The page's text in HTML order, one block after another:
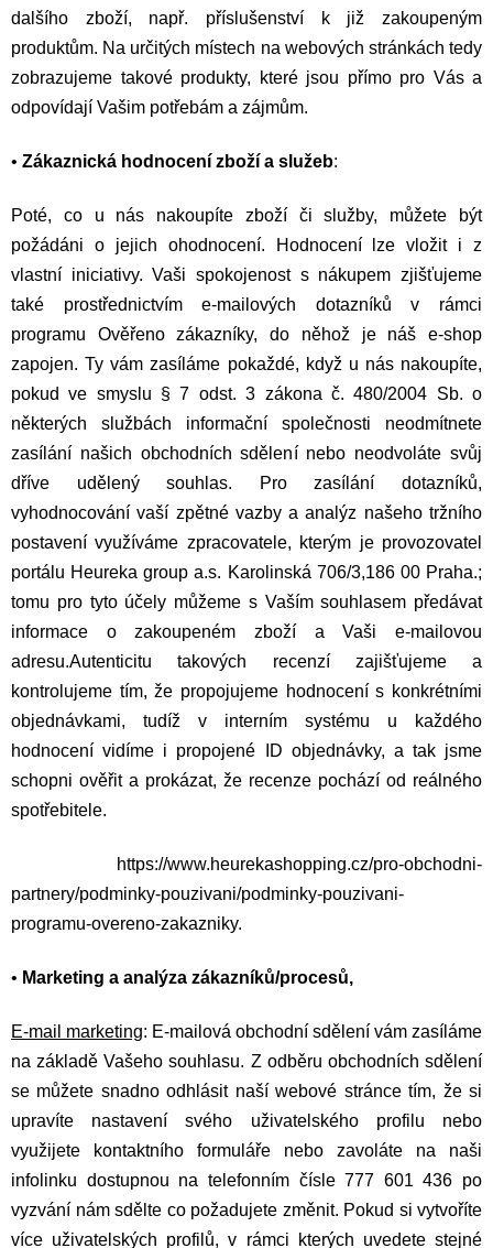
dalšího zboží, např. příslušenství k již zakoupeným
produktům. Na určitých místech na webových stránkách tedy
zobrazujeme takové produkty, které jsou přímo pro Vás a
odpovídají Vašim potřebám a zájmům.
• Zákaznická hodnocení zboží a služeb:
Poté, co u nás nakoupíte zboží či služby, můžete být
požádáni o jejich ohodnocení. Hodnocení lze vložit i z
vlastní iniciativy. Vaši spokojenost s nákupem zjišťujeme
také prostřednictvím e-mailových dotazníků v rámci
programu Ověřeno zákazníky, do něhož je náš e-shop
zapojen. Ty vám zasíláme pokaždé, když u nás nakoupíte,
pokud ve smyslu § 7 odst. 3 zákona č. 480/2004 Sb. o
některých službách informační společnosti neodmítnete
zasílání našich obchodních sdělení nebo neodvoláte svůj
dříve udělený souhlas. Pro zasílání dotazníků,
vyhodnocování vaší zpětné vazby a analýz našeho tržního
postavení využíváme zpracovatele, kterým je provozovatel
portálu Heureka group a.s. Karolinská 706/3,186 00 Praha.;
tomu pro tyto účely můžeme s Vaším souhlasem předávat
informace o zakoupeném zboží a Vaši e-mailovou
adresu.Autenticitu takových recenzí zajišťujeme a
kontrolujeme tím, že propojujeme hodnocení s konkrétními
objednávkami, tudíž v interním systému u každého
hodnocení vidíme i propojené ID objednávky, a tak jsme
schopni ověřit a prokázat, že recenze pochází od reálného
spotřebitele.
https://www.heurekashopping.cz/pro-obchodni-
partnery/podminky-pouzivani/podminky-pouzivani-
programu-overeno-zakazniky.
• Marketing a analýza zákazníků/procesů,
E-mail marketing: E-mailová obchodní sdělení vám zasíláme
na základě Vašeho souhlasu. Z odběru obchodních sdělení
se můžete snadno odhlásit naší webové stránce tím, že si
upravíte nastavení svého uživatelského profilu nebo
využijete kontaktního formuláře nebo zavoláte na naši
infolinku dostupnou na telefonním čísle 777 601 436 po
vyzvání nám sdělte co požadujete změnit. Pokud si vytvoříte
více uživatelských profilů, v rámci kterých uvedete stejné